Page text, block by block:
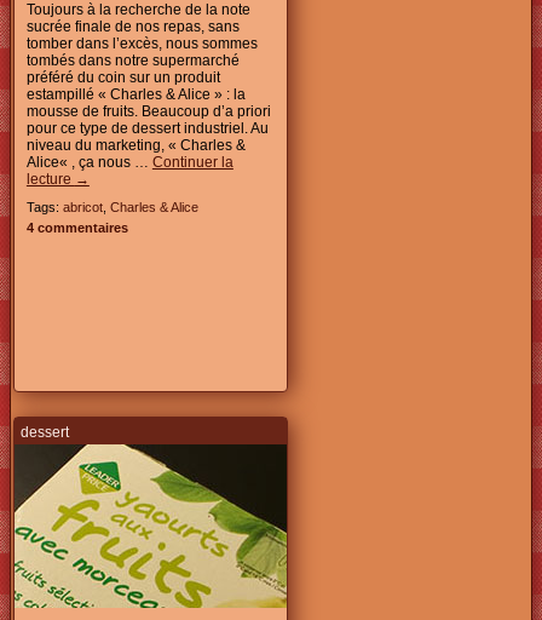
Toujours à la recherche de la note
sucrée finale de nos repas, sans
tomber dans l’excès, nous sommes
tombés dans notre supermarché
préféré du coin sur un produit
estampillé « Charles & Alice » : la
mousse de fruits. Beaucoup d’a priori
pour ce type de dessert industriel. Au
niveau du marketing, « Charles &
Alice« , ça nous … Continuer la
lecture →
Tags: abricot, Charles & Alice
4 commentaires
dessert